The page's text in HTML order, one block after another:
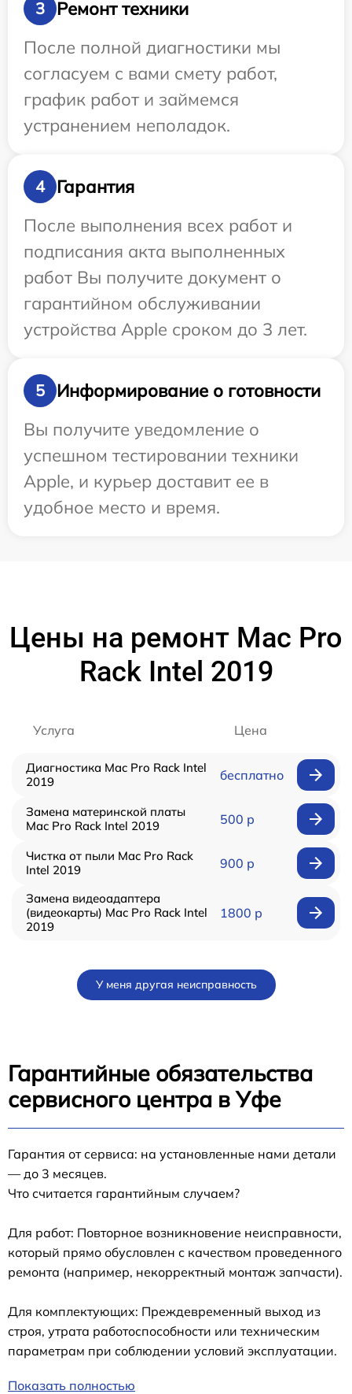
3
Ремонт техники
После полной диагностики мы
согласуем с вами смету работ,
график работ и займемся
устранением неполадок.
4
Гарантия
После выполнения всех работ и
подписания акта выполненных
работ Вы получите документ о
гарантийном обслуживании
устройства Apple сроком до 3 лет.
5
Информирование о готовности
Вы получите уведомление о
успешном тестировании техники
Apple, и курьер доставит ее в
удобное место и время.
Цены на ремонт Mac Pro
Rack Intel 2019
Услуга Цена
Диагностика Mac Pro Rack Intel
2019
бесплатно
Замена материнской платы
Mac Pro Rack Intel 2019
500 р
Чистка от пыли Mac Pro Rack
Intel 2019
900 р
Замена видеоадаптера
(видеокарты) Mac Pro Rack Intel
2019
1800 р
У меня другая неисправность
Гарантийные обязательства
сервисного центра в Уфе
Гарантия от сервиса: на установленные нами детали
— до 3 месяцев.
Что считается гарантийным случаем?
Для работ: Повторное возникновение неисправности,
который прямо обусловлен с качеством проведенного
ремонта (например, некорректный монтаж запчасти).
Для комплектующих: Преждевременный выход из
строя, утрата работоспособности или техническим
параметрам при соблюдении условий эксплуатации.
Показать полностью